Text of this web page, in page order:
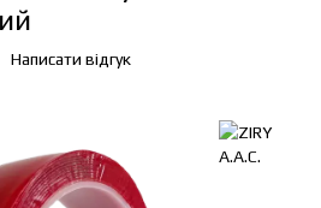
Написати відгук